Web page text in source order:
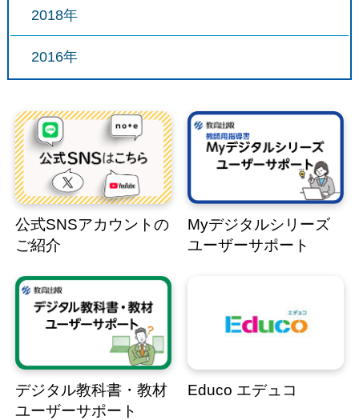
2018年
2016年
公式SNSアカウントの
ご紹介
Myデジタルシリーズ
ユーザーサポート
デジタル教科書・教材
ユーザーサポート
Educo エデュコ